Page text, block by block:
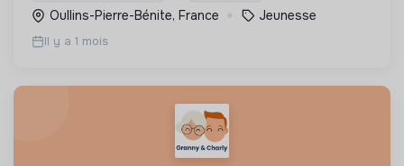
Oullins-Pierre-Bénite, France Jeunesse
Il y a 1 mois